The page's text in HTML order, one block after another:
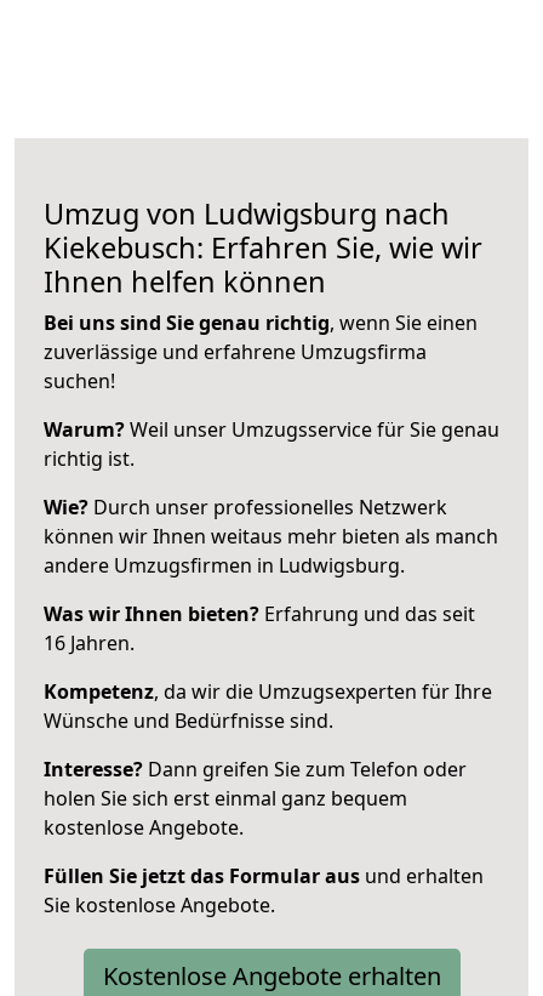
Umzug von Ludwigsburg nach
Kiekebusch: Erfahren Sie, wie wir
Ihnen helfen können
Bei uns sind Sie genau richtig, wenn Sie einen
zuverlässige und erfahrene Umzugsfirma
suchen!
Warum?Weil unser Umzugsservice für Sie genau
richtig ist.
Wie? Durch unser professionelles Netzwerk
können wir Ihnen weitaus mehr bieten als manch
andere Umzugsfirmen in Ludwigsburg.
Was wir Ihnen bieten? Erfahrung und das seit
16 Jahren.
Kompetenz, da wir die Umzugsexperten für Ihre
Wünsche und Bedürfnisse sind.
Interesse? Dann greifen Sie zum Telefon oder
holen Sie sich erst einmal ganz bequem
kostenlose Angebote.
Füllen Sie jetzt das Formular aus und erhalten
Sie kostenlose Angebote.
Kostenlose Angebote erhalten